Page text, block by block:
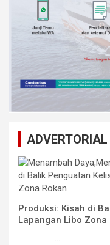
ADVERTORIAL
Produksi: Kisah di
Lapangan Libo Zona
...